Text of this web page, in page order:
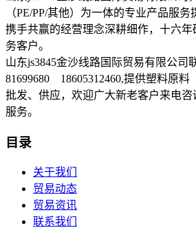
（PE/PP/其他）为一体的专业产品服务
携手共赢的经营理念深耕细作，十六
务客户。
山东js3845金沙线路国际贸易有限公司
81699680 18605312460,提供塑料原料
批发、供应，欢迎广大新老客户来电
服务。
目录
关于我们
贸易动态
贸易资讯
联系我们